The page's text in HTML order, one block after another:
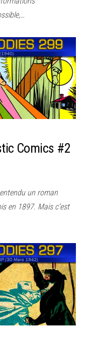
Comics #2
un roman
en 1897. Mais c’est